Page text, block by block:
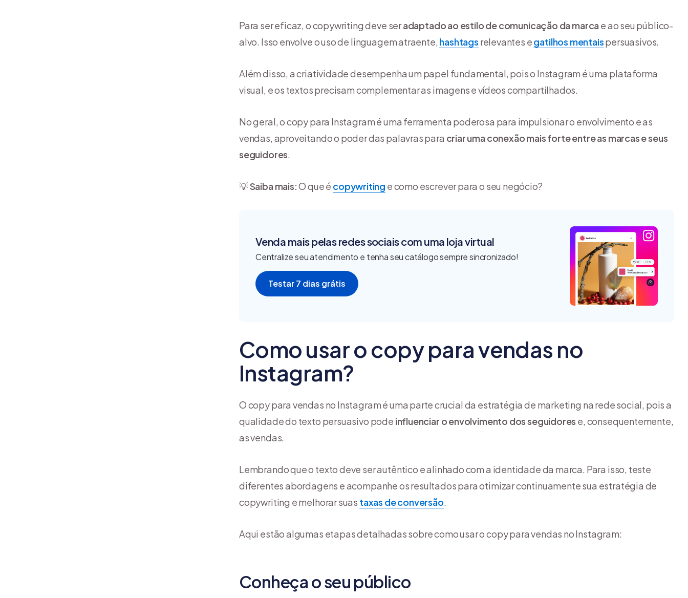
Para ser eficaz, o copywriting deve seradaptado ao estilo de comunicação da marca e ao seu público-
alvo. Isso envolve o uso de linguagem atraente, hashtags relevantes egatilhos mentaispersuasivos.
Além disso, a criatividade desempenha um papel fundamental, pois o Instagram é uma plataforma
visual, e os textos precisam complementar as imagens e vídeos compartilhados.
No geral, o copy para Instagram é uma ferramenta poderosa para impulsionar o envolvimento e as
vendas, aproveitando o poder das palavras para criar uma conexão mais forte entre as marcas e seus
seguidores.
💡Saiba mais:O que é copywriting e como escrever para o seu negócio?
Venda mais pelas redes sociais com uma loja virtual
Centralize seu atendimento e tenha seu catálogo sempre sincronizado!
Testar 7 dias grátis
Como usar o copy para vendas no
Instagram?
O copy para vendas no Instagram é uma parte crucial da estratégia de marketing na rede social, pois a
qualidade do texto persuasivo pode influenciar o envolvimento dos seguidores e, consequentemente,
as vendas.
Lembrando que o texto deve ser autêntico e alinhado com a identidade da marca. Para isso, teste
diferentes abordagens e acompanhe os resultados para otimizar continuamente sua estratégia de
copywriting e melhorar suas taxas de conversão
Aqui estão algumas etapas detalhadas sobre como usar o copy para vendas no Instagram:
Conheça o seu público